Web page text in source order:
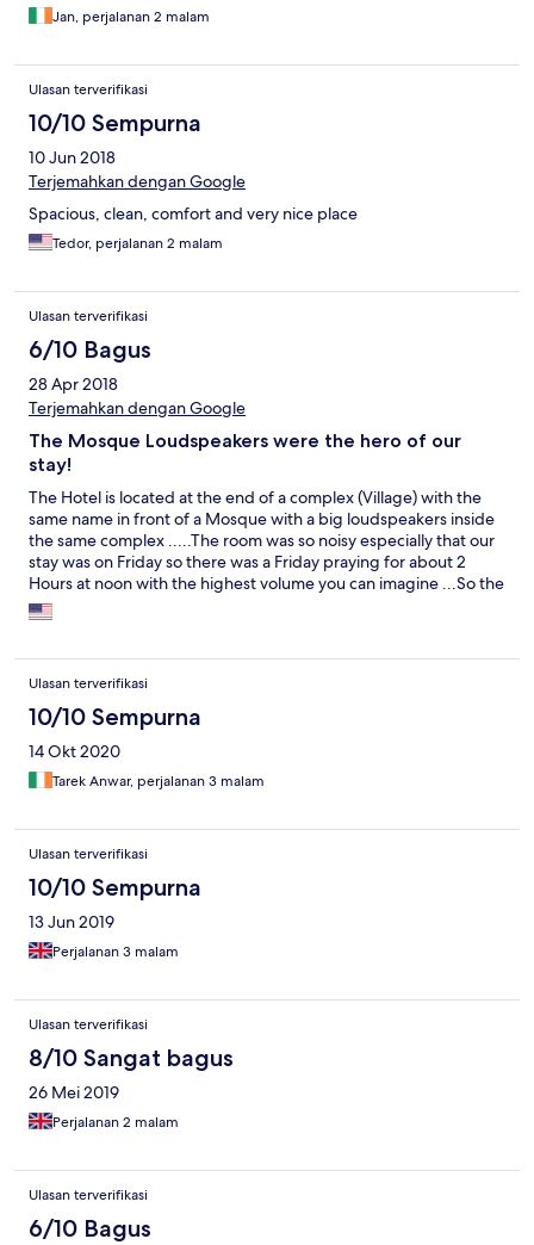
Jan, perjalanan 2 malam
Ulasan terverifikasi
10/10 Sempurna
10 Jun 2018
Terjemahkan dengan Google
Spacious, clean, comfort and very nice place
Tedor, perjalanan 2 malam
Ulasan terverifikasi
6/10 Bagus
28 Apr 2018
Terjemahkan dengan Google
The Mosque Loudspeakers were the hero of our
stay!
The Hotel is located at the end of a complex (Village) with the
same name in front of a Mosque with a big loudspeakers inside
the same complex .....The room was so noisy especially that our
stay was on Friday so there was a Friday praying for about 2
Hours at noon with the highest volume you can imagine ...So the
Hotel is not for people who are searching for the quitness in
their room ...also the hotel Doesn't serve alcoholic drinks and
lacking experience .... The main swimming pool in front of the
hotel buildings are crowded with women wearing fully coverd
swimming suits (Burkini) so if you are trying to wear normal
swimsuits you will find yourself strange and all eyes on you...Low
value for money the room rate should have been cheap than
area were wide clean and quite compared to the main pool..The
food at the restaurant was Medicare and could be improved but
still had some decent options also the animation team was good.
Ulasan terverifikasi
10/10 Sempurna
14 Okt 2020
Tarek Anwar, perjalanan 3 malam
Ulasan terverifikasi
10/10 Sempurna
13 Jun 2019
Perjalanan 3 malam
Ulasan terverifikasi
8/10 Sangat bagus
26 Mei 2019
Perjalanan 2 malam
Ulasan terverifikasi
6/10 Bagus